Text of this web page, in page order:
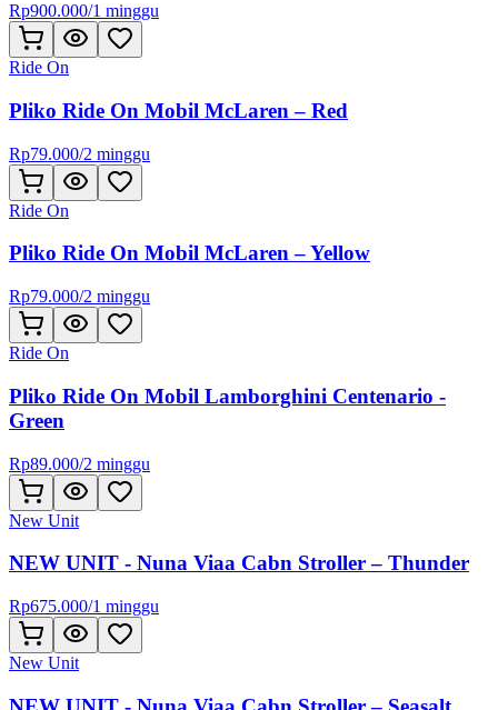
Rp900.000/1 minggu
Ride On
Pliko Ride On Mobil McLaren – Red
Rp79.000/2 minggu
Ride On
Pliko Ride On Mobil McLaren – Yellow
Rp79.000/2 minggu
Ride On
Pliko Ride On Mobil Lamborghini Centenario -
Green
Rp89.000/2 minggu
New Unit
NEW UNIT - Nuna Viaa Cabn Stroller – Thunder
Rp675.000/1 minggu
New Unit